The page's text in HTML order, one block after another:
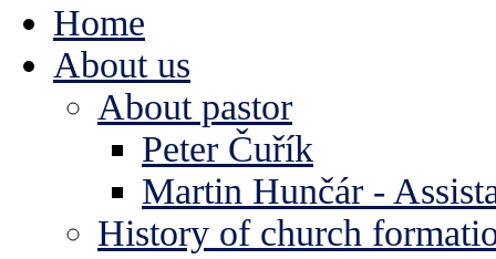
Home
About us
About pastor
Peter Čuřík
Martin Hunčár -
History of church